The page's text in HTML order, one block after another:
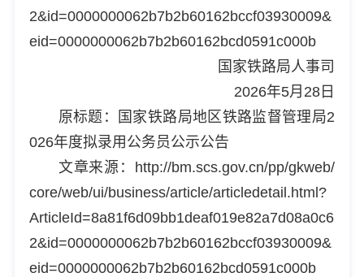
2&id=0000000062b7b2b60162bccf03930009&
eid=0000000062b7b2b60162bcd0591c000b
国家铁路局人事司
2026年5月28日
原标题：国家铁路局地区铁路监督管理局2
026年度拟录用公务员公示公告
文章来源：http://bm.scs.gov.cn/pp/gkweb/
core/web/ui/business/article/articledetail.html?
ArticleId=8a81f6d09bb1deaf019e82a7d08a0c6
2&id=0000000062b7b2b60162bccf03930009&
eid=0000000062b7b2b60162bcd0591c000b